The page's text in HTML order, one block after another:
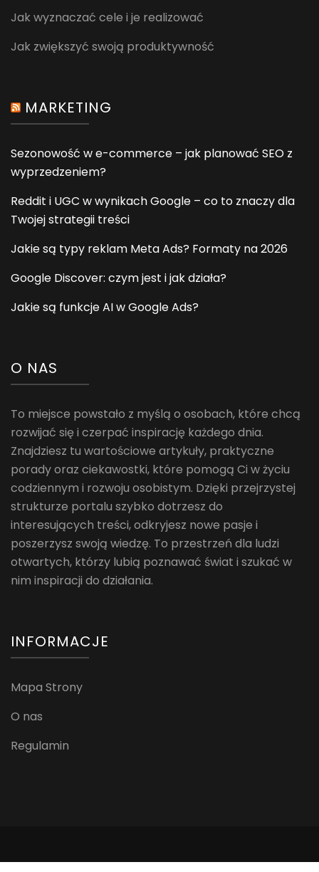
Jak wyznaczać cele i je realizować
Jak zwiększyć swoją produktywność
MARKETING
Sezonowość w e-commerce – jak planować SEO z
wyprzedzeniem?
Reddit i UGC w wynikach Google – co to znaczy dla
Twojej strategii treści
Jakie są typy reklam Meta Ads? Formaty na 2026
Google Discover: czym jest i jak działa?
Jakie są funkcje AI w Google Ads?
O NAS
To miejsce powstało z myślą o osobach, które chcą
rozwijać się i czerpać inspirację każdego dnia.
Znajdziesz tu wartościowe artykuły, praktyczne
porady oraz ciekawostki, które pomogą Ci w życiu
codziennym i rozwoju osobistym. Dzięki przejrzystej
strukturze portalu szybko dotrzesz do
interesujących treści, odkryjesz nowe pasje i
poszerzysz swoją wiedzę. To przestrzeń dla ludzi
otwartych, którzy lubią poznawać świat i szukać w
nim inspiracji do działania.
INFORMACJE
Mapa Strony
O nas
Regulamin